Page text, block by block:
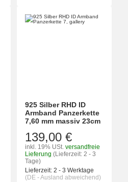
925 Silber RHD ID
Armband Panzerkette
7,60 mm massiv 23cm
139,00 €
inkl. 19% USt. versandfreie
Lieferung (Lieferzeit: 2 - 3
Tage)
Lieferzeit: 2 - 3 Werktage
(DE - Ausland abweichend)